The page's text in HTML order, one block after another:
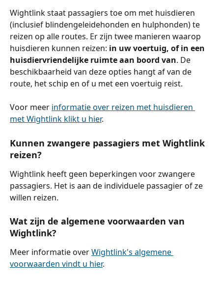
Wightlink staat passagiers toe om met huisdieren
(inclusief blindengeleidehonden en hulphonden) te
reizen op alle routes. Er zijn twee manieren waarop
huisdieren kunnen reizen: in uw voertuig, of in een
huisdiervriendelijke ruimte aan boord van. De
beschikbaarheid van deze opties hangt af van de
route, het schip en of u met een voertuig reist.
Voor meer informatie over reizen met huisdieren
met Wightlink klikt u hier.
Kunnen zwangere passagiers met Wightlink
reizen?
Wightlink heeft geen beperkingen voor zwangere
passagiers. Het is aan de individuele passagier of ze
willen reizen.
Wat zijn de algemene voorwaarden van
Wightlink?
Meer informatie over Wightlink's algemene
voorwaarden vindt u hier.